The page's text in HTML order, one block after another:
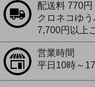
配送料 770
クロネコゆ
7,700円以上
営業時間
平日10時～